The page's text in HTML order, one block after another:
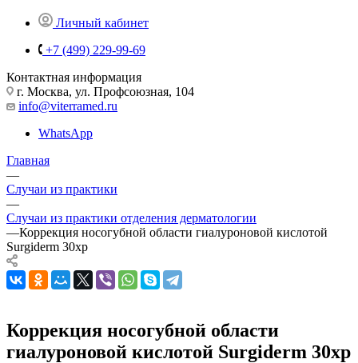
Личный кабинет
+7 (499) 229-99-69
Контактная информация
г. Москва, ул. Профсоюзная, 104
info@viterramed.ru
WhatsApp
Главная
—
Случаи из практики
—
Случаи из практики отделения дерматологии
—Коррекция носогубной области гиалуроновой кислотой
Surgiderm 30xр
Коррекция носогубной области
гиалуроновой кислотой Surgiderm 30xр